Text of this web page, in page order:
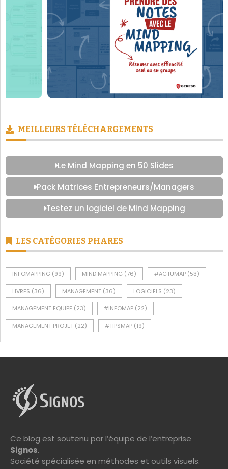
MEILLEURS TÉLÉCHARGEMENTS
Le Mind Mapping en 50 Slides
Pack Matrices Entrepreneurs/Managers
Testez un logiciel de Mind Mapping
LES CATÉGORIES PHARES
INFOMAPPING (99) MIND MAPPING (76) #ACTUMAP (53)
LIVRES (36) MANAGEMENT (36) LOGICIELS (23)
MANAGEMENT EQUIPE (23) #INFOMAP (22)
MANAGEMENT PROJET (22) #TIPSMAP (19)
Ce blog est soutenu par l’équipe de l’entreprise
Signos.
Société spécialisée en méthodes et outils visuels.